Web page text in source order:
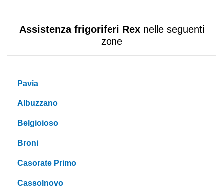
Assistenza frigoriferi Rexnelle seguenti
zone
Pavia
Albuzzano
Belgioioso
Broni
Casorate Primo
Cassolnovo